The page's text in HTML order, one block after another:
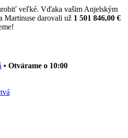
veľké. Vďaka vašim Anjelským
Martinuse darovali už 1 501 846,00 €
• Otvárame o 10:00